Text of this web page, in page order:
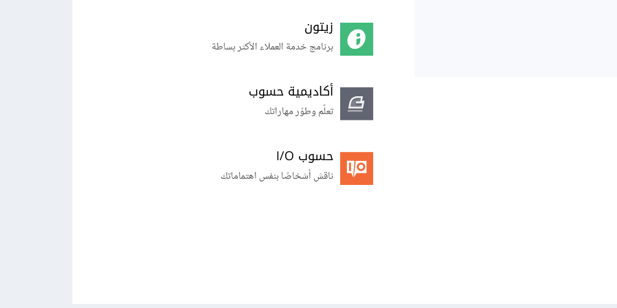
زيتون
برنامج خدمة العملاء الأكثر بساطة
أكاديمية حسوب
تعلّم وطوّر مهاراتك
حسوب I/O
ناقش أشخاصًا بنفس اهتماماتك